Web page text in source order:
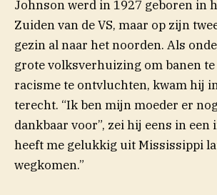
Johnson werd in 1927 geboren in
Zuiden van de VS, maar op zijn
gezin al naar het noorden. Als
grote volksverhuizing om banen te
racisme te ontvluchten, kwam hij
terecht. “Ik ben mijn moeder er
dankbaar voor”, zei hij eens in een
heeft me gelukkig uit Mississippi
wegkomen.”